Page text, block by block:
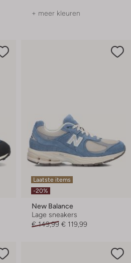
+ meer kleuren
Laatste items
-20%
New Balance
Lage sneakers
€ 149,99 € 119,99